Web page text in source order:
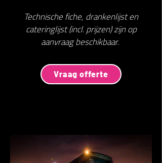
Technische fiche, drankenlijst en
cateringlijst (incl. prijzen) zijn op
aanvraag beschikbaar.
Vraag offerte